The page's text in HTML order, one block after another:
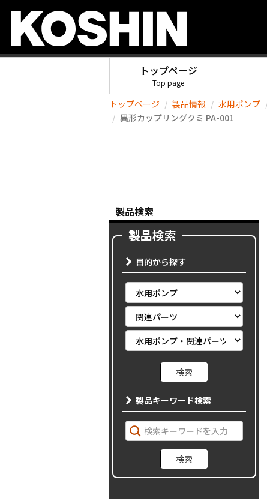
トップページ
Top page
トップページ 製品情報 水用ポンプ
異形カップリングクミ PA-001
製品検索
製品検索
目的から探す
製品キーワード検索